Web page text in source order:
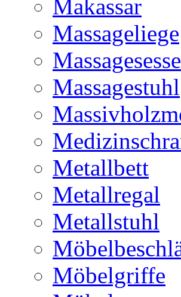
Makassar
Massageliege
Massagestuhl
Metallbett
Metallregal
Metallstuhl
Möbelgriffe